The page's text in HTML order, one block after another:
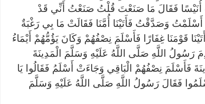
أُنَيْسًا فَقَالَ مَا صَنَعْتَ قُلْتُ صَنَعْتُ أَنِّي قَدْ
وَصَدَّقْتُ فَأَتَيْنَا أُمَّنَا فَقَالَتْ مَا بِي رَغْبَةٌ
قَوْمَنَا غِفَارًا فَأَسْلَمَ نِصْفُهُمْ وَكَانَ يَؤُمُّهُمْ أَيْمَاءُ
اللَّهِ صَلَّى اللَّهُ عَلَيْهِ وَسَلَّمَ الْمَدِينَةَ
فَأَسْلَمَ نِصْفُهُمْ الْبَاقِي وَجَاءَتْ أَسْلَمُ فَقَالُوا يَا
فَقَالَ رَسُولُ اللَّهِ صَلَّى اللَّهُ عَلَيْهِ وَسَلَّمَ